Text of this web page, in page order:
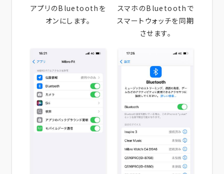
アプリのBluetoothを
オンにします。
スマホのBluetoothで
スマートウォッチを同期
させます。